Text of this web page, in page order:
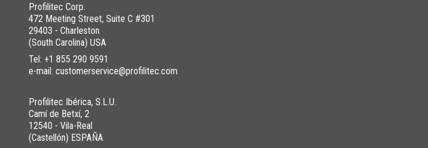
Profilitec Corp.
472 Meeting Street, Suite C #301
29403 - Charleston
(South Carolina) USA
Tel: +1 855 290 9591
e-mail: customerservice@profilitec.com
Profilitec Ibérica, S.L.U.
Camí de Betxí, 2
12540 - Vila-Real
(Castellón) ESPAÑA